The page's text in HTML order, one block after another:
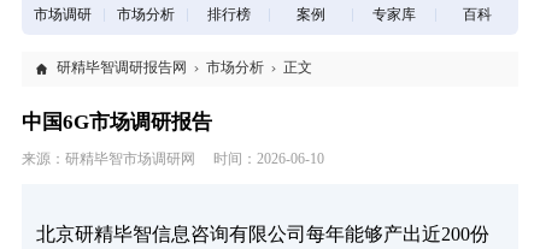
市场调研 市场分析 排行榜 案例 专家库 百科
研精毕智调研报告网 市场分析 正文
中国6G市场调研报告
来源：研精毕智市场调研网 时间：2026-06-10
北京研精毕智信息咨询有限公司每年能够产出近200份